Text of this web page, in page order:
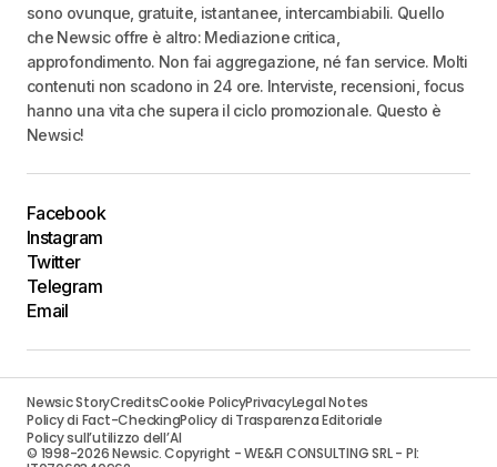
sono ovunque, gratuite, istantanee, intercambiabili. Quello
che Newsic offre è altro: Mediazione critica,
approfondimento. Non fai aggregazione, né fan service. Molti
contenuti non scadono in 24 ore. Interviste, recensioni, focus
hanno una vita che supera il ciclo promozionale. Questo è
Newsic!
Facebook
Instagram
Twitter
Telegram
Email
Newsic StoryCreditsCookie PolicyPrivacyLegal Notes
Policy di Fact-CheckingPolicy di Trasparenza Editoriale
Policy sull’utilizzo dell’AI
© 1998-2026 Newsic. Copyright - WE&FI CONSULTING SRL - PI: